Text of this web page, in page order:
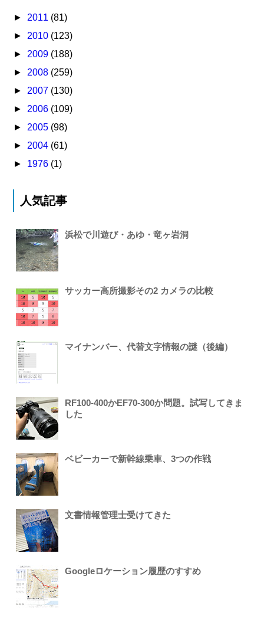
► 2011 (81)
► 2010 (123)
► 2009 (188)
► 2008 (259)
► 2007 (130)
► 2006 (109)
► 2005 (98)
► 2004 (61)
► 1976 (1)
人気記事
浜松で川遊び・あゆ・竜ヶ岩洞
サッカー高所撮影その2 カメラの比較
マイナンバー、代替文字情報の謎（後編）
RF100-400かEF70-300か問題。試写してきま
した
ベビーカーで新幹線乗車、3つの作戦
文書情報管理士受けてきた
Googleロケーション履歴のすすめ